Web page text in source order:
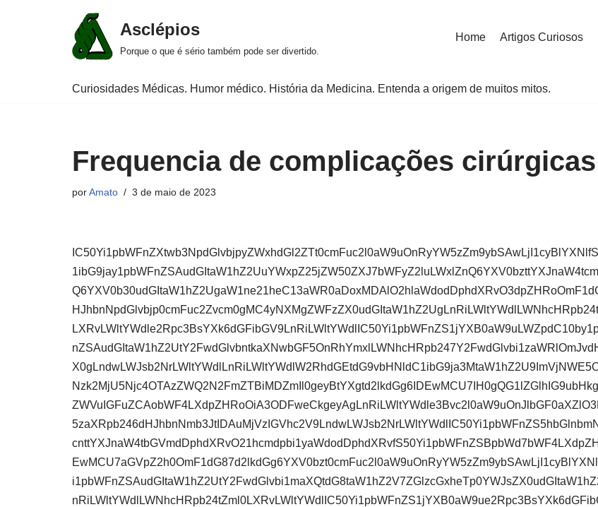
Asclépios
Porque o que é sério também pode ser divertido.
Home Artigos Curiosos
Curiosidades Médicas. Humor médico. História da Medicina. Entenda a origem de muitos mitos.
Frequencia de complicações cirúrgicas
porAmato 3 de maio de 2023